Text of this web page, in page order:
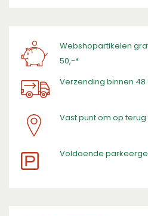
Webshopartikelen
50,-*
Verzending binnen 48
Vast punt om op terug
​Voldoende